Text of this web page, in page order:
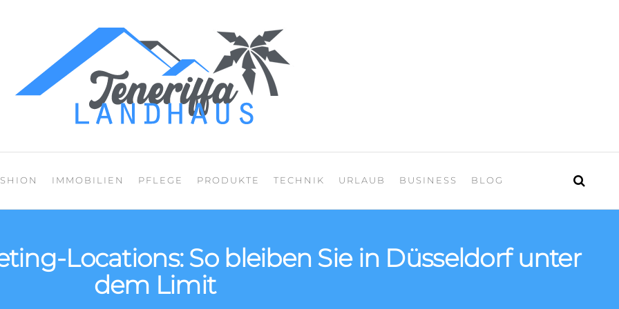
IMMOBILIEN PFLEGE PRODUKTE TECHNIK URLAUB BUSINESS BLOG
Locations: So bleiben Sie in Düsseldorf unter
dem Limit